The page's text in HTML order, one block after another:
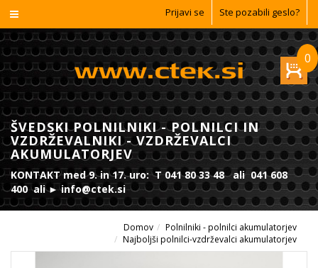
Prijavi se Ste pozabili geslo?
0
ŠVEDSKI POLNILNIKI - POLNILCI IN
VZDRŽEVALNIKI - VZDRŽEVALCI
AKUMULATORJEV
KONTAKT med 9. in 17. uro: T 041 80 33 48 ali 041 608
400 ali ► info@ctek.si
Domov
Polnilniki - polnilci akumulatorjev
Najboljši polnilci-vzdrževalci akumulatorjev